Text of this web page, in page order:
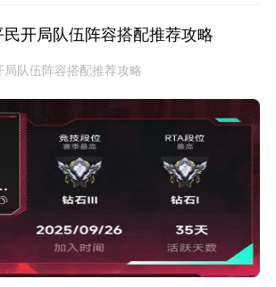
开局队伍阵容搭配推荐攻略
队伍阵容搭配推荐攻略